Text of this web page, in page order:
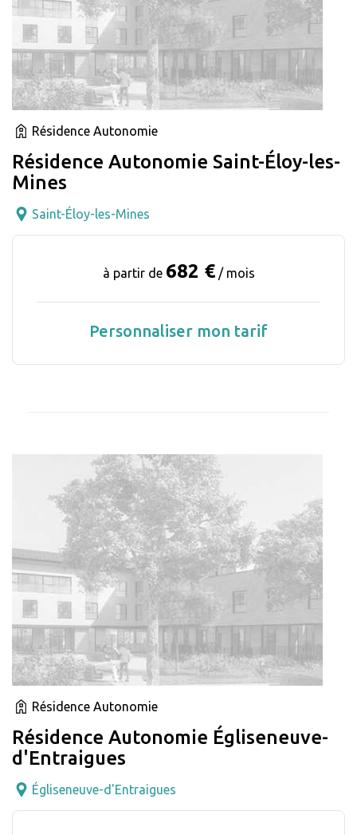
Résidence Autonomie
Résidence Autonomie Saint-Éloy-les-
Mines
Saint-Éloy-les-Mines
à partir de 682 € / mois
Personnaliser mon tarif
Résidence Autonomie
Résidence Autonomie Égliseneuve-
d'Entraigues
Égliseneuve-d'Entraigues